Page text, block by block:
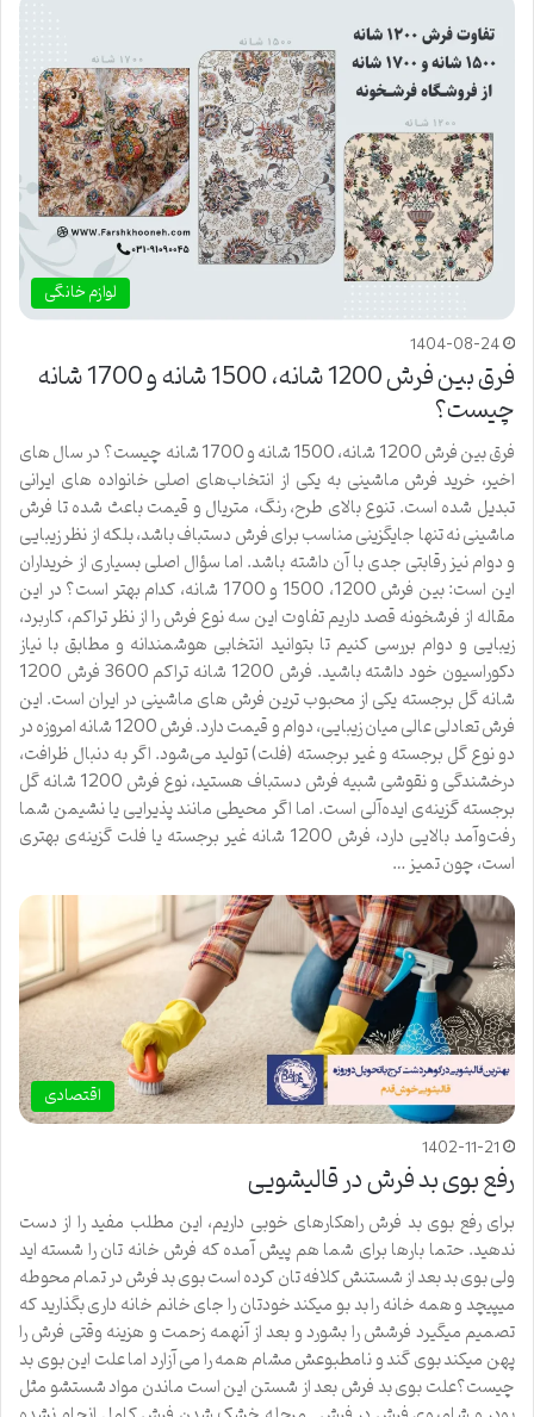
لوازم خانگی
1404-08-24
فرق بین فرش 1200 شانه، 1500 شانه و 1700 شانه
چیست؟
فرق بین فرش 1200 شانه، 1500 شانه و 1700 شانه چیست؟ در سال ‌های
اخیر، خرید فرش ماشینی به یکی از انتخاب‌های اصلی خانواده‌ های ایرانی
تبدیل شده است. تنوع بالای طرح، رنگ، متریال و قیمت باعث شده تا فرش
ماشینی نه ‌تنها جایگزینی مناسب برای فرش دستباف باشد، بلکه از نظر زیبایی
و دوام نیز رقابتی جدی با آن داشته باشد. اما سؤال اصلی بسیاری از خریداران
این است: بین فرش 1200، 1500 و 1700 شانه، کدام بهتر است؟ در این
مقاله از فرشخونه قصد داریم تفاوت این سه نوع فرش را از نظر تراکم، کاربرد،
زیبایی و دوام بررسی کنیم تا بتوانید انتخابی هوشمندانه و مطابق با نیاز
دکوراسیون خود داشته باشید. فرش 1200 شانه تراکم 3600 فرش 1200
شانه گل برجسته یکی از محبوب‌ ترین فرش‌ های ماشینی در ایران است. این
فرش تعادلی عالی میان زیبایی، دوام و قیمت دارد. فرش 1200 شانه امروزه در
دو نوع گل برجسته و غیر برجسته (فلت) تولید می‌شود. اگر به دنبال ظرافت،
درخشندگی و نقوشی شبیه فرش دستباف هستید، نوع فرش 1200 شانه گل
برجسته گزینه‌ی ایده‌آلی است. اما اگر محیطی مانند پذیرایی یا نشیمن شما
رفت‌وآمد بالایی دارد، فرش 1200 شانه غیر برجسته یا فلت گزینه‌ی بهتری
است، چون تمیز …
اقتصادی
1402-11-21
رفع بوی بد فرش در قالیشویی
برای رفع بوی بد فرش راهکارهای خوبی داریم، این مطلب مفید را از دست
ندهید. حتما بارها برای شما هم پیش آمده که فرش خانه تان را شسته اید
ولی بوی بد بعد از شستنش کلافه تان کرده است بوی بد فرش در تمام محوطه
میپیچد و همه خانه را بد بو میکند خودتان را جای خانم خانه داری بگذارید که
تصمیم میگیرد فرشش را بشورد و بعد از آنهمه زحمت و هزینه وقتی فرش را
پهن میکند بوی گند و نامطبوعش مشام همه را می آزارد اما علت این بوی بد
چیست؟علت بوی بد فرش بعد از شستن این است ماندن مواد شستشو مثل